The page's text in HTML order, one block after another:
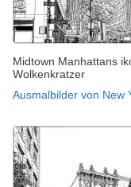
Midtown Manhattans
Wolkenkratzer
Ausmalbilder von New